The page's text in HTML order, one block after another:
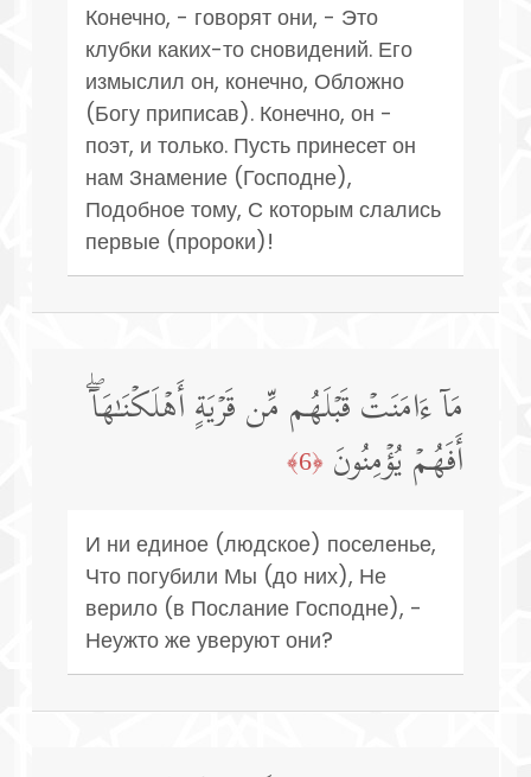
Конечно, - говорят они, - Это
клубки каких-то сновидений. Его
измыслил он, конечно, Обложно
(Богу приписав). Конечно, он -
поэт, и только. Пусть принесет он
нам Знамение (Господне),
Подобное тому, С которым слались
первые (пророки)!
مَاۤ ءَامَنَتۡ قَبۡلَهُم مِّن قَرۡیَةٍ أَهۡلَكۡنَـٰهَاۤۖ
أَفَهُمۡ یُؤۡمِنُونَ ﴿6﴾
И ни единое (людское) поселенье,
Что погубили Мы (до них), Не
верило (в Послание Господне), -
Неужто же уверуют они?